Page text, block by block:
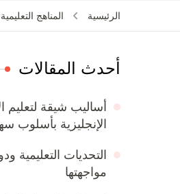
الرئيسية المناهج التعليمية
أحدث المقالات
أساليب شيقة لتعليم
الإنجليزية بأسلوب
التحديات التعليمية
مواجهتها